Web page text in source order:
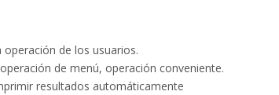
de los usuarios.
de menú, operación conveniente.
resultados automáticamente